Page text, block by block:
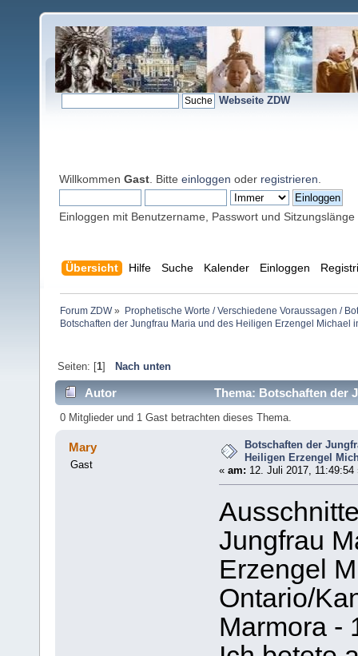
Webseite ZDW
Willkommen Gast . Bitte einloggen oder registrieren
Einloggen mit Benutzername, Passwort und Sitzungslänge
Übersicht Hilfe Suche Kalender Einloggen
Forum ZDW»
Prophetische Worte / Verschiedene Voraussagen /
Botschaften der Jungfrau Maria und des Heiligen Erzengel Michael
Seiten: [1] Nach unten
Autor
Thema: Botschaften der
(Gelesen 6725 mal)
0 Mitglieder und 1 Gast betrachten dieses Thema.
Mary
Gast
Botschaften der
Heiligen Erzengel
« am: 12. Juli 2017, 11:49:54
Jungfrau
Erzengel
Ontario/
Marmora -